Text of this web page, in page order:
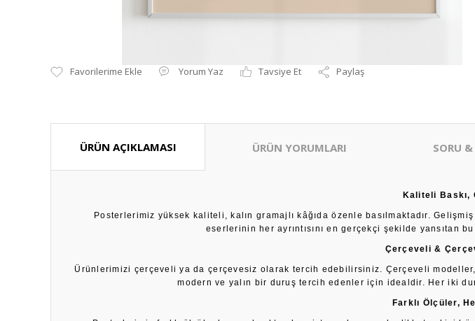
Yorum Yaz Tavsiye Et Paylaş
ÜRÜN AÇIKLAMASI ÜRÜN YORUMLARI SORU &
Kaliteli Baskı,
Posterlerimiz yüksek kaliteli, kalın gramajlı kâğıda özenle basılmaktadır.
eserlerinin her ayrıntısını en gerçekçi şekilde yansıtan
Çerçeveli &
Ürünlerimizi çerçeveli ya da çerçevesiz olarak tercih edebilirsiniz. Çerçeveli modeller,
modern ve yalın bir duruş tercih edenler için idealdir. Her iki
Farklı Ölçüler,